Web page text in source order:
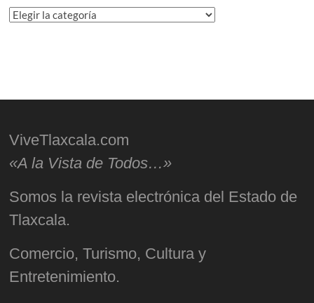
Categorías
ViveTlaxcala.com
«A la Vista de Todos…»
Somos la revista electrónica del Estado de
Tlaxcala.
Comercio, Turismo, Cultura y
Entretenimiento.